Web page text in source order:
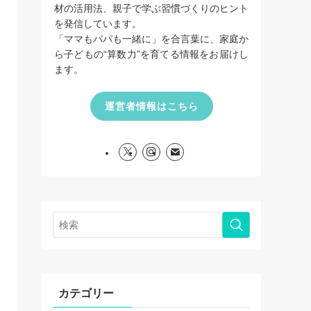
材の活用法、親子で学ぶ習慣づくりのヒント
を発信しています。
「ママもパパも一緒に」を合言葉に、家庭か
ら子どもの“算数力”を育てる情報をお届けし
ます。
運営者情報はこちら
カテゴリー